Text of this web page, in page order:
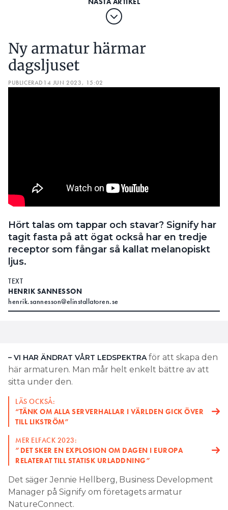
Ny armatur härmar
dagsljuset
PUBLICERAD 14 JUN 2023, 15:02
Hört talas om tappar och stavar? Signify har
tagit fasta på att ögat också har en tredje
receptor som fångar så kallat melanopiskt
ljus.
TEXT
HENRIK SANNESSON
henrik.sannesson@elinstallatoren.se
– VI HAR ÄNDRAT VÅRT LEDSPEKTRAför att skapa den
här armaturen. Man mår helt enkelt bättre av att
sitta under den.
LÄS OCKSÅ:
“TÄNK OM ALLA SERVERHALLAR I VÄRLDEN GICK ÖVER
TILL LIKSTRÖM”
MER ELFACK 2023:
”DET SKER EN EXPLOSION OM DAGEN I EUROPA
RELATERAT TILL STATISK URLADDNING”
Det säger Jennie Hellberg, Business Development
Manager på Signify om företagets armatur
NatureConnect.